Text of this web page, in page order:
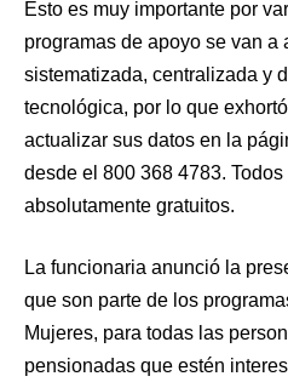
Esto es muy importante por
programas de apoyo se van a
sistematizada, centralizada y
tecnológica, por lo que
actualizar sus datos en la
desde el 800 368 4783.
absolutamente gratuitos.
La funcionaria anunció la
que son parte de los
Mujeres, para todas las
pensionadas que estén